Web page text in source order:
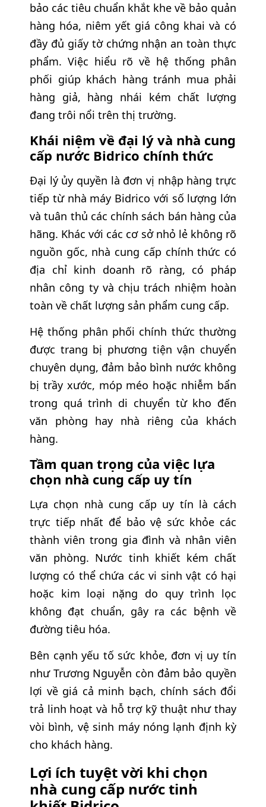
bảo các tiêu chuẩn khắt khe về bảo quản
hàng hóa, niêm yết giá công khai và có
đầy đủ giấy tờ chứng nhận an toàn thực
phẩm. Việc hiểu rõ về hệ thống phân
phối giúp khách hàng tránh mua phải
hàng giả, hàng nhái kém chất lượng
đang trôi nổi trên thị trường.
Khái niệm về đại lý và nhà cung
cấp nước Bidrico chính thức
Đại lý ủy quyền là đơn vị nhập hàng trực
tiếp từ nhà máy Bidrico với số lượng lớn
và tuân thủ các chính sách bán hàng của
hãng. Khác với các cơ sở nhỏ lẻ không rõ
nguồn gốc, nhà cung cấp chính thức có
địa chỉ kinh doanh rõ ràng, có pháp
nhân công ty và chịu trách nhiệm hoàn
toàn về chất lượng sản phẩm cung cấp.
Hệ thống phân phối chính thức thường
được trang bị phương tiện vận chuyển
chuyên dụng, đảm bảo bình nước không
bị trầy xước, móp méo hoặc nhiễm bẩn
trong quá trình di chuyển từ kho đến
văn phòng hay nhà riêng của khách
hàng.
Tầm quan trọng của việc lựa
chọn nhà cung cấp uy tín
Lựa chọn nhà cung cấp uy tín là cách
trực tiếp nhất để bảo vệ sức khỏe các
thành viên trong gia đình và nhân viên
văn phòng. Nước tinh khiết kém chất
lượng có thể chứa các vi sinh vật có hại
hoặc kim loại nặng do quy trình lọc
không đạt chuẩn, gây ra các bệnh về
đường tiêu hóa.
Bên cạnh yếu tố sức khỏe, đơn vị uy tín
như Trương Nguyễn còn đảm bảo quyền
lợi về giá cả minh bạch, chính sách đổi
trả linh hoạt và hỗ trợ kỹ thuật như thay
vòi bình, vệ sinh máy nóng lạnh định kỳ
cho khách hàng.
Lợi ích tuyệt vời khi chọn
nhà cung cấp nước tinh